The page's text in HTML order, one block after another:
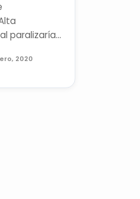
paralizaría
2020